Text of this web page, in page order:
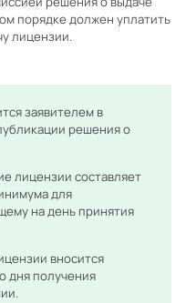
порядке должен уплатить
лицензии.
заявителем в
решения о
лицензии составляет
для
на день принятия
вносится
дня получения